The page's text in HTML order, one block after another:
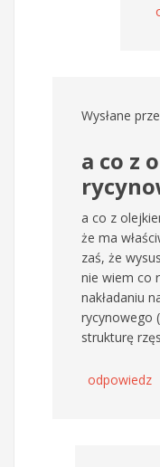
Wysłane
a co z
a co z
że ma
zaś, że
nie wiem co
nakładaniu
rycynowego
strukturę
odpowiedz